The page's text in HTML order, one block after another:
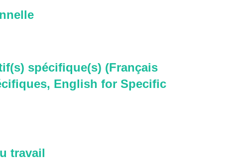
spécifique(s) (Français
English for Specific
travail